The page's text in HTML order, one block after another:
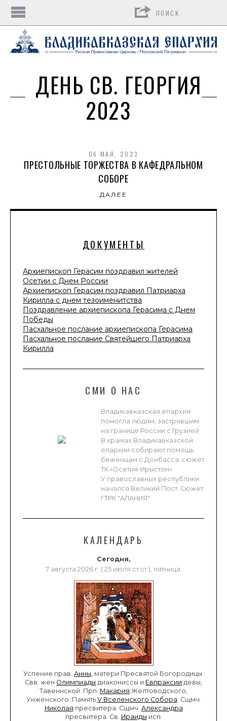
ДОКУМЕНТЫ
Архиепископ Герасим поздравил жителей
Осетии с Днем России
Архиепископ Герасим поздравил Патриарха
Кирилла с днем тезоименитства
Поздравление архиепископа Герасима с Днем
Победы
Пасхальное послание архиепископа Герасима
Пасхальное послание Святейшего Патриарха
Кирилла
СМИ О НАС
Владикавказская епархия
помогла людям, застрявшим
на границе России с Грузией
В храмах Владикавказской
епархии собирают помощь
беженцам с Донбасса. сюжет
ТК «Осетия-Ирыстон»
У православных республики
начался Великий Пост. Сюжет
ГТРК "АЛАНИЯ"
КАЛЕНДАРЬ
Сегодня,
7 августа 2026 г. ( 25 июля ст.ст.), пятница.
Успение прав. Анны , матери Пресвятой Богородицы.
Свв. жен Олимпиады диакониссы и Евпраксии девы,
Тавеннской. Прп. Макария Желтоводского,
Унженского. Память V Вселенского Собора . Сщмч.
Николая пресвитера. Сщмч. Александра
пресвитера. Св. Ираиды исп.
ДЕНЬ СВ. ГЕОРГИЯ
2023
06 МАЯ, 2023
ПРЕСТОЛЬНЫЕ ТОРЖЕСТВА В КАФЕДРАЛЬНОМ
СОБОРЕ
ДАЛЕЕ